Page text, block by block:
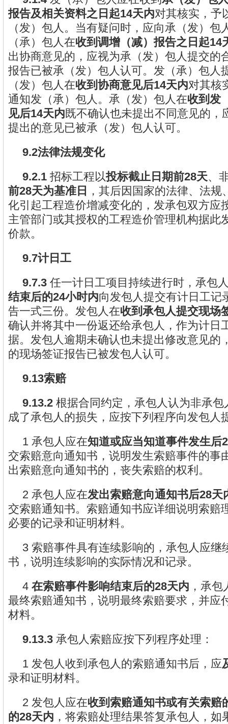
报告及相关资料之日起14天内对其核实，予
（发）包人。当有疑问时，应向承（发）包
（承）包人在收到调增（减）报告之日起14
出协商意见的，应视为承（发）包人提交的
报告已被承（发）包人认可。发（承）包人
（发）包人在收到协商意见后14天内对其核
通知发（承）包人。承（发）包人在收到发
见后14天内既不确认也未提出不同意见的，
提出的意见已被承（发）包人认可。
9.2法律法规变化
9.2.1 招标工程以投标截止日期前28天、
前28天为基准日 ，其后因国家的法律、法
化引起工程造价增减变化的，发承包双方应
主管部门或其授权的工程造价管理机构据此
价款。
9.7计日工
9.7.3 任一计日工项目持续进行时，承包
结束后的24小时内向发包人提交有计日工记
告一式三份。发包人在收到承包人提交现场
确认并将其中一份返还给承包人，作为计日
据。发包人逾期未确认也未提出修改意见的
的现场签证报告已被发包人认可。
9.13索赔
9.13.2 根据合同约定，承包人认为非承
成了承包人的损失，应按下列程序向发包人
1 承包人应在知道或应当知道事件发生后
交索赔意向通知书，说明发生索赔事件的事
出索赔意向通知书的，丧失索赔的权利。
2 承包人应在发出索赔意向通知书后28天
交索赔通知书。索赔通知书应详细说明索赔
必要的记录和证明材料。
3 索赔事件具有连续影响的，承包人应继
书，说明连续影响的实际情况和记录。
4 在索赔事件影响结束后的28天内 ，承
最终索赔通知书，说明最终索赔要求，并应
材料。
9.13.3 承包人索赔应按下列程序处理：
1 发包人收到承包人的索赔通知书后，应
录和证明材料。
2 发包人应在收到索赔通知书或有关索赔
的28天内 ，将索赔处理结果答复承包人，